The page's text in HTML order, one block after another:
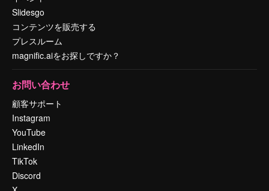
Slidesgo
コンテンツを販売する
プレスルーム
magnific.aiをお探しですか？
お問い合わせ
顧客サポート
Instagram
YouTube
LinkedIn
TikTok
Discord